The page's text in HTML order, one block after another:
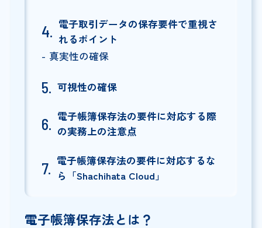
電子取引データの保存要件で重視さ
れるポイント
真実性の確保
可視性の確保
電子帳簿保存法の要件に対応する際
の実務上の注意点
電子帳簿保存法の要件に対応するな
ら「Shachihata Cloud」
電子帳簿保存法とは？